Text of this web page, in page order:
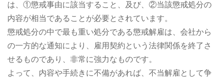
は、①懲戒事由に該当すること、及び、②当該懲戒処分の
内容が相当であることが必要とされています。
懲戒処分の中で最も重い処分である懲戒解雇は、会社から
の一方的な通知により、雇用契約という法律関係を終了さ
せるものであり、非常に強力なものです。
よって、内容や手続きに不備があれば、不当解雇として争